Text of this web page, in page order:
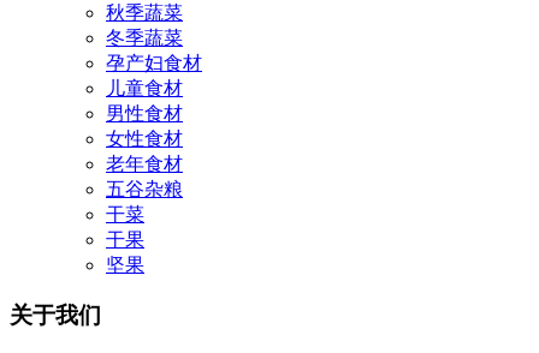
秋季蔬菜
冬季蔬菜
孕产妇食材
儿童食材
男性食材
女性食材
老年食材
五谷杂粮
干菜
干果
坚果
关于我们